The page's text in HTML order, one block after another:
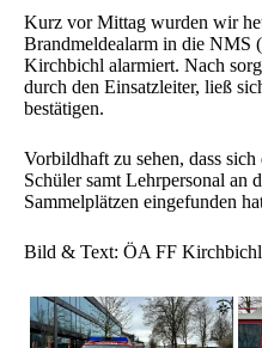
Kurz vor Mittag wurden wir
Brandmeldealarm in die NMS
Kirchbichl alarmiert. Nach
durch den Einsatzleiter, ließ
bestätigen.
Vorbildhaft zu sehen, dass
Schüler samt Lehrpersonal an
Sammelplätzen eingefunden
Bild & Text: ÖA FF Kirchbichl